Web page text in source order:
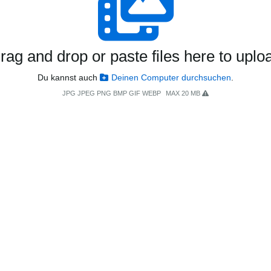
and drop or paste files here to
Du kannst auch Deinen Computer durchsuchen
JPG JPEG PNG BMP GIF WEBP MAX 20 MB